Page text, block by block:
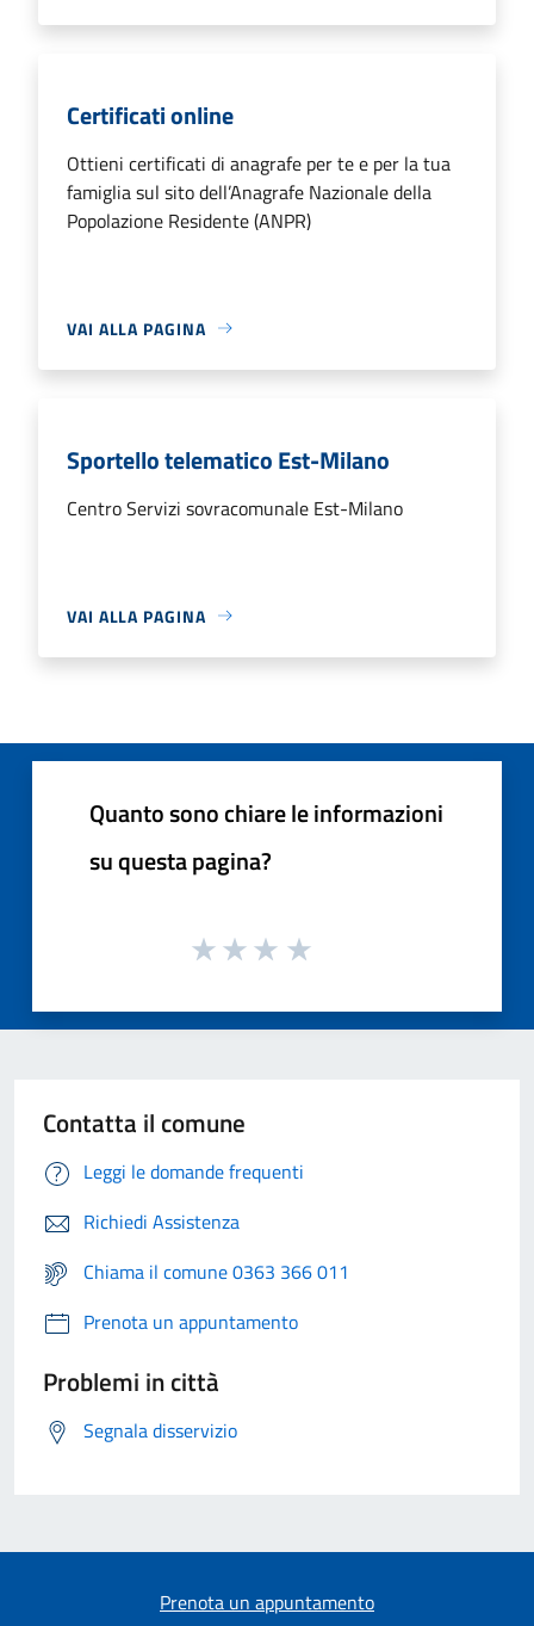
Certificati online
Ottieni certificati di anagrafe per te e per la tua
famiglia sul sito dell’Anagrafe Nazionale della
Popolazione Residente (ANPR)
VAI ALLA PAGINA
Sportello telematico Est-Milano
Centro Servizi sovracomunale Est-Milano
VAI ALLA PAGINA
Quanto sono chiare le informazioni
su questa pagina?
Contatta il comune
Leggi le domande frequenti
Richiedi Assistenza
Chiama il comune 0363 366 011
Prenota un appuntamento
Problemi in città
Segnala disservizio
Prenota un appuntamento